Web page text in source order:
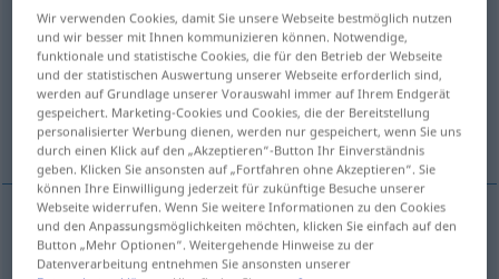
dunnage [ˈdʌnidʒ]s
Übersicht aller Übersetzungen
(Für mehr Details die Übersetzung anklicken/antippen)
Stauholz, Garnier persönliches Gepäck
Stauholzn dunnage SCHIFF packing material
Wir verwenden Cookies, damit Sie unsere Webseite bestmöglich nutzen
und wir besser mit Ihnen kommunizieren können. Notwendige,
funktionale und statistische Cookies, die für den Betrieb der Webseite
und der statistischen Auswertung unserer Webseite erforderlich sind,
werden auf Grundlage unserer Vorauswahl immer auf Ihrem Endgerät
gespeichert. Marketing-Cookies und Cookies, die der Bereitstellung
personalisierter Werbung dienen, werden nur gespeichert, wenn Sie uns
durch einen Klick auf den „Akzeptieren“-Button Ihr Einverständnis
geben. Klicken Sie ansonsten auf „Fortfahren ohne Akzeptieren“. Sie
können Ihre Einwilligung jederzeit für zukünftige Besuche unserer
Webseite widerrufen. Wenn Sie weitere Informationen zu den Cookies
und den Anpassungsmöglichkeiten möchten, klicken Sie einfach auf den
Button „Mehr Optionen“. Weitergehende Hinweise zu der
Datenverarbeitung entnehmen Sie ansonsten unserer